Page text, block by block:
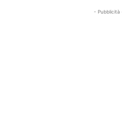
- Pubblicità